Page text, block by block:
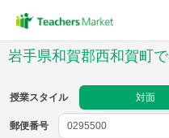
岩手県和賀郡西和賀町
授業スタイル 対面
郵便番号
郵便番号